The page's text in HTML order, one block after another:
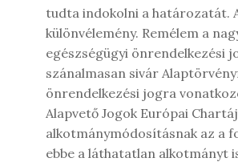
tudta indokolni a határozatát.
különvélemény. Remélem a
egészségügyi önrendelkezési
szánalmasan sivár
önrendelkezési jogra
Alapvető Jogok Európai
alkotmánymódosításnak az a
ebbe a láthatatlan alkotmányt